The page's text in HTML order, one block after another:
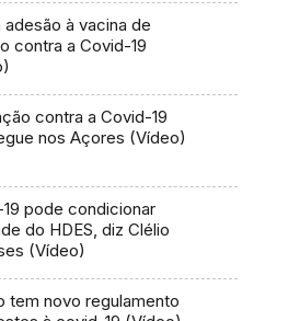
adesão à vacina de
contra a Covid-19
contra a Covid-19
nos Açores (Vídeo)
pode condicionar
do HDES, diz Clélio
(Vídeo)
tem novo regulamento